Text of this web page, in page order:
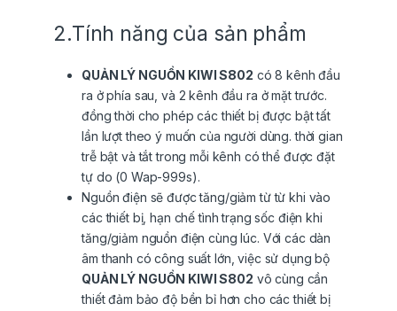
2.Tính năng của sản phẩm
QUẢN LÝ NGUỒN KIWI S802 có 8 kênh đầu
ra ở phía sau, và 2 kênh đầu ra ở mặt trước.
đồng thời cho phép các thiết bị được bật tất
lần lượt theo ý muốn của người dùng. thời gian
trễ bật và tắt trong mỗi kênh có thể được đặt
tự do (0 Wap-999s).
Nguồn điện sẽ được tăng/giảm từ từ khi vào
các thiết bị, hạn chế tình trạng sốc điện khi
tăng/giảm nguồn điện cùng lúc. Với các dàn
âm thanh có công suất lớn, việc sử dụng bộ
QUẢN LÝ NGUỒN KIWI S802 vô cùng cần
thiết đảm bảo độ bền bỉ hơn cho các thiết bị